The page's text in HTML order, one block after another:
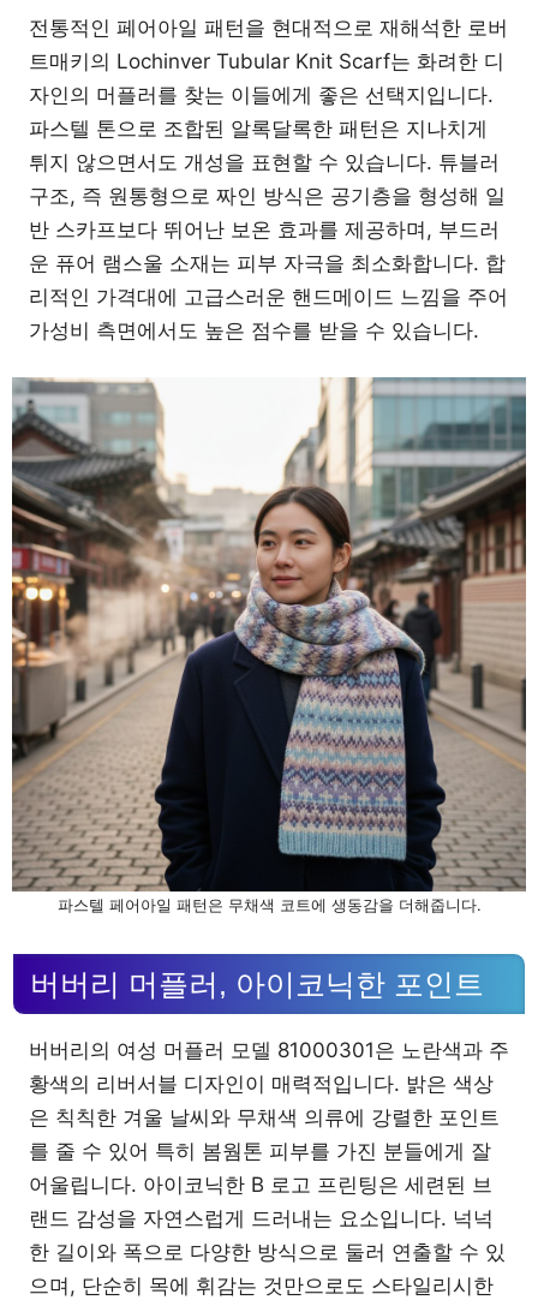
전통적인 페어아일 패턴을 현대적으로 재해석한 로버
트매키의 Lochinver Tubular Knit Scarf는 화려한 디
자인의 머플러를 찾는 이들에게 좋은 선택지입니다.
파스텔 톤으로 조합된 알록달록한 패턴은 지나치게
튀지 않으면서도 개성을 표현할 수 있습니다. 튜블러
구조, 즉 원통형으로 짜인 방식은 공기층을 형성해 일
반 스카프보다 뛰어난 보온 효과를 제공하며, 부드러
운 퓨어 램스울 소재는 피부 자극을 최소화합니다. 합
리적인 가격대에 고급스러운 핸드메이드 느낌을 주어
가성비 측면에서도 높은 점수를 받을 수 있습니다.
파스텔 페어아일 패턴은 무채색 코트에 생동감을 더해줍니다.
버버리 머플러, 아이코닉한 포인트
버버리의 여성 머플러 모델 81000301은 노란색과 주
황색의 리버서블 디자인이 매력적입니다. 밝은 색상
은 칙칙한 겨울 날씨와 무채색 의류에 강렬한 포인트
를 줄 수 있어 특히 봄웜톤 피부를 가진 분들에게 잘
어울립니다. 아이코닉한 B 로고 프린팅은 세련된 브
랜드 감성을 자연스럽게 드러내는 요소입니다. 넉넉
한 길이와 폭으로 다양한 방식으로 둘러 연출할 수 있
으며, 단순히 목에 휘감는 것만으로도 스타일리시한